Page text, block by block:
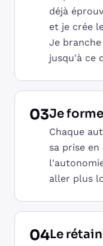
déjà
et je crée
Je
jusqu'à ce
03Je
Chaque
sa prise
aller plus
04Le